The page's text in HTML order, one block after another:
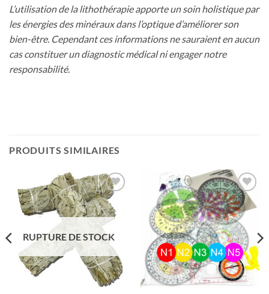
L’utilisation de la lithothérapie apporte un soin holistique par
les énergies des minéraux dans l’optique d’améliorer son
bien-être. Cependant ces informations ne sauraient en aucun
cas constituer un diagnostic médical ni engager notre
responsabilité.
PRODUITS SIMILAIRES
Ajouter
à la liste
d’envies
RUPTURE DE STOCK
Ajouter
à la liste
d’envies